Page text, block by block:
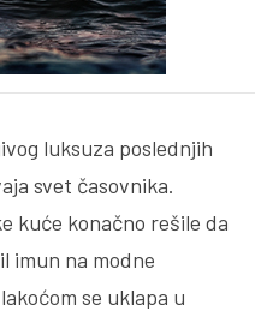
luksuza poslednjih
svet časovnika.
kuće konačno rešile da
imun na modne
se uklapa u